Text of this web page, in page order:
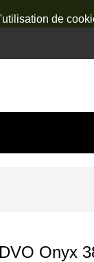
de
Onyx